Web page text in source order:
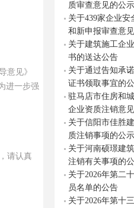
意见》
进一步强
请认真
质审查意见的公示
关于439家企业
和新申报审查意
关于建筑施工企
书的送达公告
关于通过告知承
证书领取事宜的
驻马店市住房和
企业资质注销意
关于信阳市佳胜
质注销事项的公示
关于河南硕璟建
注销有关事项的
关于2026年第二
员名单的公告
关于2026年第十